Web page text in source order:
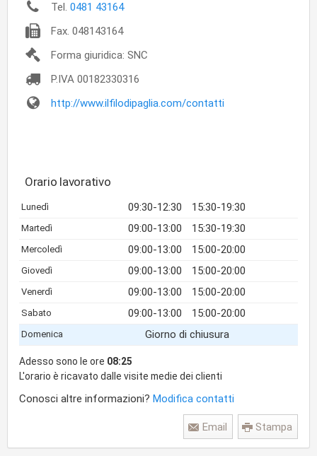
Tel. 0481 43164
Fax. 048143164
Forma giuridica: SNC
P.IVA 00182330316
http://www.ilfilodipaglia.com/contatti
Orario lavorativo
Lunedì 09:30-12:30 15:30-19:30
Martedì 09:00-13:00 15:30-19:30
Mercoledì 09:00-13:00 15:00-20:00
Giovedì 09:00-13:00 15:00-20:00
Venerdì 09:00-13:00 15:00-20:00
Sabato 09:00-13:00 15:00-20:00
Domenica Giorno di chiusura
Adesso sono le ore 08:25
L'orario è ricavato dalle visite medie dei clienti
Conosci altre informazioni? Modifica contatti
Stampa
Email